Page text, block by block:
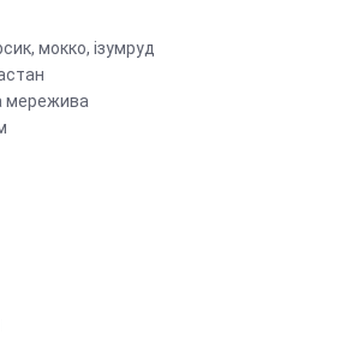
мокко, ізумруд
мережива